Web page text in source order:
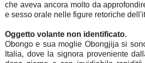
che aveva ancora molto da
e sesso orale nelle figure retoriche
Oggetto volante non identificato.
Obongo e sua moglie Obongjija si
Italia, dove la signora proveniente